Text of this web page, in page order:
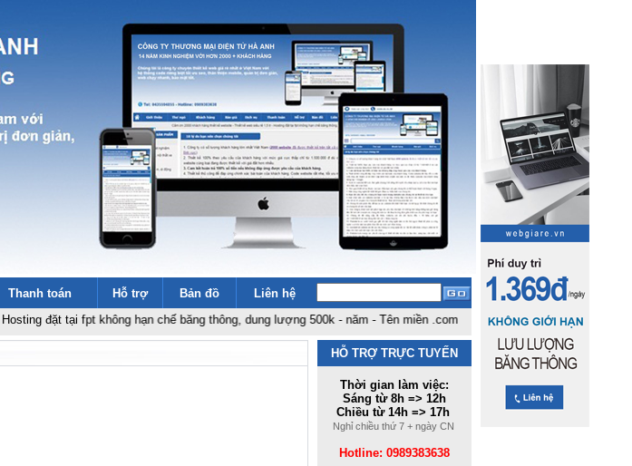
Thanh toán Hỗ trợ Bản đồ
Liên hệ
tại fpt không hạn chế băng thông, dung lượng 500k - năm-Tên miền .com .net giá rẻ nhất Việt Nam: 180k - năm
HỖ TRỢ TRỰC TUYẾN
Thời gian làm việc:
Sáng từ 8h => 12h
Chiều từ 14h => 17h
Nghỉ chiều thứ 7 + ngày CN
Hotline: 0989383638